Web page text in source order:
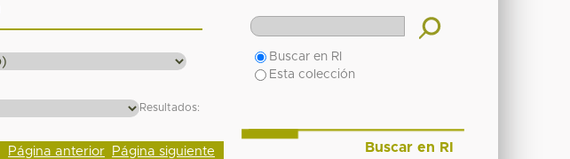
Resultados:
Página anterior Página siguiente
Buscar en RI
Esta colección
Buscar en RI